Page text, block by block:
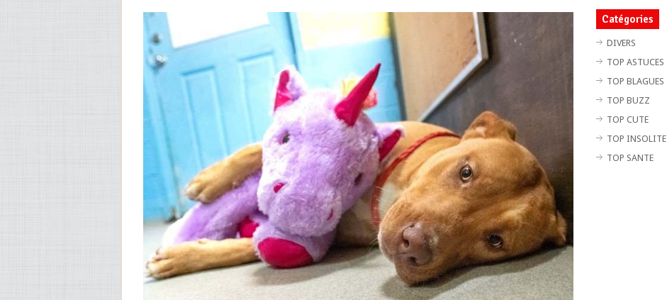
Catégories
DIVERS
TOP ASTUCES
TOP BLAGUES
TOP BUZZ
TOP CUTE
TOP INSOLITE
TOP SANTE